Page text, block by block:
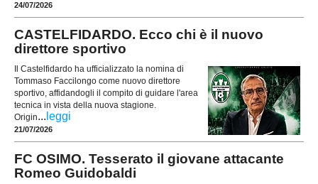
24/07/2026
CASTELFIDARDO. Ecco chi è il nuovo
direttore sportivo
Il Castelfidardo ha ufficializzato la nomina di
Tommaso Faccilongo come nuovo direttore
sportivo, affidandogli il compito di guidare l'area
tecnica in vista della nuova stagione.
Origin... leggi
21/07/2026
FC OSIMO. Tesserato il giovane attacante
Romeo Guidobaldi